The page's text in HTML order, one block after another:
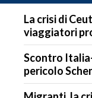
La crisi di
viaggiatori
Scontro
pericolo